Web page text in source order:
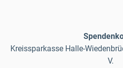
Kreissparkasse Halle-
V.